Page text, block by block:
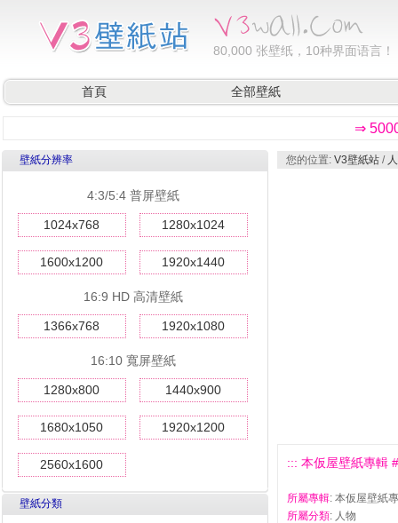
80,000 张壁纸，10种界面语言！
首頁 全部壁紙
⇒
壁紙分辨率
4:3/5:4 普屏壁紙
1024x768 1280x1024
1600x1200 1920x1440
16:9 HD 高清壁紙
1366x768 1920x1080
16:10 寬屏壁紙
1280x800 1440x900
1680x1050 1920x1200
2560x1600
壁紙分類
您的位置: V3壁紙站 /
::: 本仮屋壁紙專輯
所屬專輯: 本仮屋壁紙
所屬分類: 人物